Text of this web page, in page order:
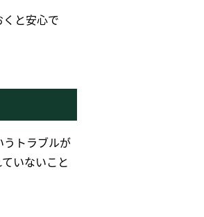
と安心で
トラブルが
いないこと